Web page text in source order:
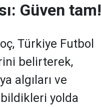
Güven tam!
Türkiye Futbol
belirterek,
algıları ve
yolda